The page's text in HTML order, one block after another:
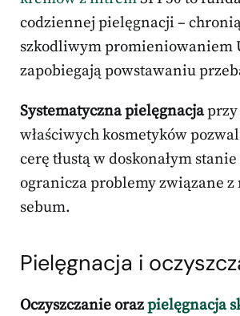
codziennej pielęgnacji –
szkodliwym promieniowaniem
zapobiegają powstawaniu
Systematyczna pielęgnacjaprzy
właściwych kosmetyków
cerę tłustą w doskonałym
ogranicza problemy związane
sebum.
Pielęgnacja i
Oczyszczanie orazpielęgnacja